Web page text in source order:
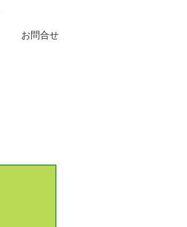
お問合せ